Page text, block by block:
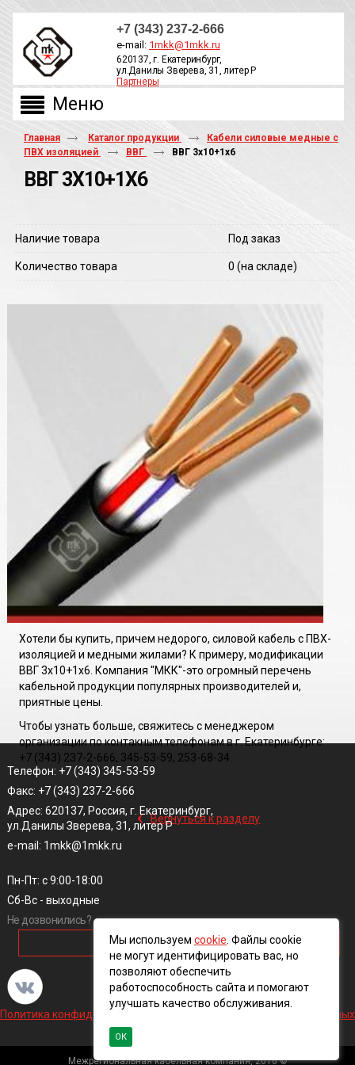
+7 (343) 237-2-666
e-mail: 1mkk@1mkk.ru
620137, г. Екатеринбург,
ул.Данилы Зверева, 31, литер Р
Партнеры
Главная Каталог продукции
Кабели силовые медные с
ПВХ изоляцией
ВВГ ВВГ 3х10+1х6
ВВГ 3Х10+1Х6
Наличие товара Под заказ
Количество товара 0(на складе)
Хотели бы купить, причем недорого, силовой кабель с ПВХ-
изоляцией и медными жилами? К примеру, модификации
ВВГ 3х10+1х6. Компания "МКК"-это огромный перечень
кабельной продукции популярных производителей и,
приятные цены.
Чтобы узнать больше, свяжитесь с менеджером
организации по контакным телефонам в г. Екатеринбурге:
+7 (343) 237-2-666, 345-53-59, 253-68-34.
‹ Вернуться к разделу
Телефон: +7 (343) 345-53-59
Факс: +7 (343) 237-2-666
Адрес: 620137, Россия, г. Екатеринбург,
ул.Данилы Зверева, 31, литер Р
e-mail: 1mkk@1mkk.ru
Пн-Пт: с 9:00-18:00
Сб-Вс - выходные
Не дозвонились?
ОБРАТНЫЙ ЗВОНОК
Политика конфиденциальности и обработки персональных данных
Межрегиональная кабельная компания, 2016 ©
Мы используем cookie . Файлы cookie
не могут идентифицировать вас, но
позволяют обеспечить
работоспособность сайта и помогают
улучшать качество обслуживания.
ОК